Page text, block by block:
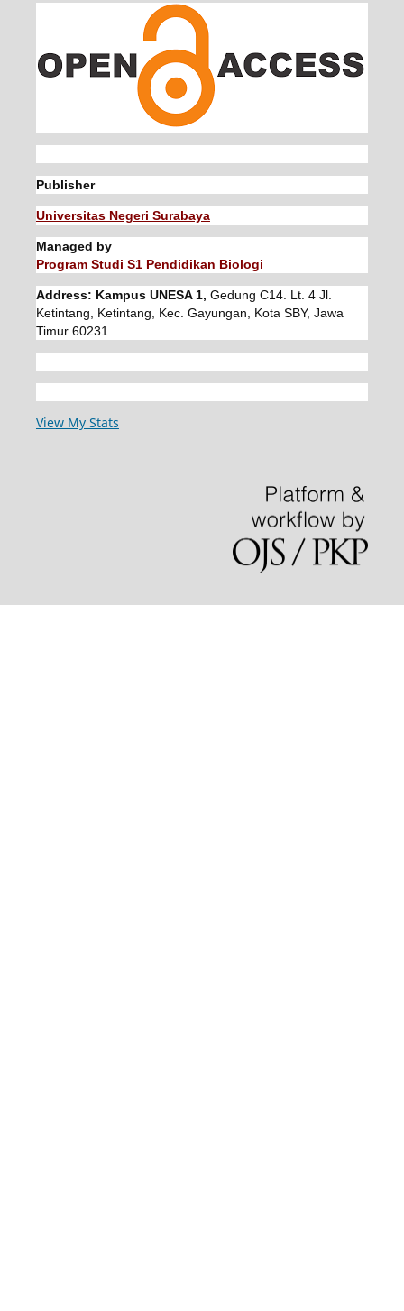
Publisher
Universitas Negeri Surabaya
Managed by
Program Studi S1 Pendidikan Biologi
Address: Kampus UNESA 1, Gedung C14. Lt. 4 Jl.
Ketintang, Ketintang, Kec. Gayungan, Kota SBY, Jawa
Timur 60231
View My Stats